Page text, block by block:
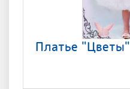
Платье "Цветы"